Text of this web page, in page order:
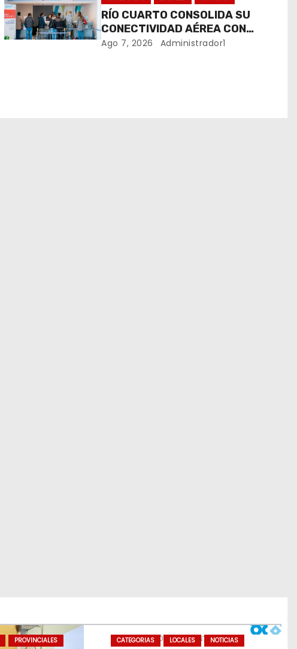
RÍO CUARTO CONSOLIDA SU
CONECTIVIDAD AÉREA CON
CUATRO VUELOS SEMANALES A
Ago 7, 2026 Administrador1
PROVINCIALES CATEGORIAS LOCALES NOTICIAS